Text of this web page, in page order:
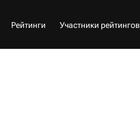
Рейтинги Участники рейтингов